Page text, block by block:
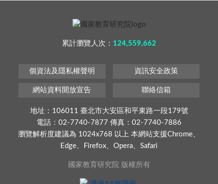
累計瀏覽人次： 124,559,662
個資法及隱私權聲明 資訊安全政策
網站資料開放宣告 聯絡信箱
地址：106011 臺北市大安區和平東路一段179號
電話：02-7740-7877 傳真：02-7740-7886
瀏覽解析度建議為 1024x768 以上 本網站支援Chrome、
Edge、Firefox、Opera、Safari
國家教育研究院 版權所有